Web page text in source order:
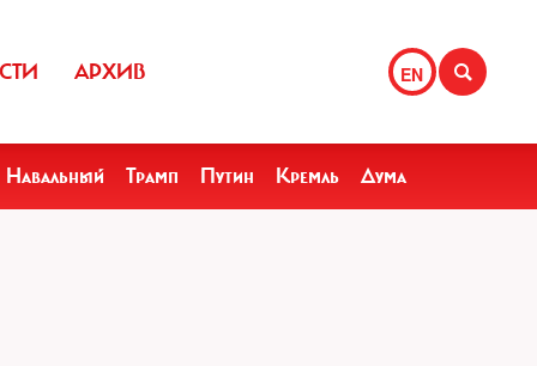
EN
АРХИВ
Навальный Трамп Путин Кремль Дума